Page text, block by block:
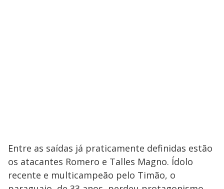
Entre as saídas já praticamente definidas estão
os atacantes Romero e Talles Magno. Ídolo
recente e multicampeão pelo Timão, o